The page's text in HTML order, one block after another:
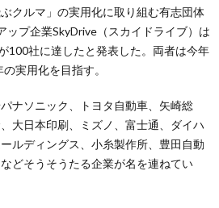
クルマ」の実用化に取り組む有志団体
ップ企業SkyDrive（スカイドライブ）は
100社に達したと発表した。両者は今年
実用化を目指す。
ナソニック、トヨタ自動車、矢崎総
大日本印刷、ミズノ、富士通、ダイハ
ルディングス、小糸製作所、豊田自動
どそうそうたる企業が名を連ねてい